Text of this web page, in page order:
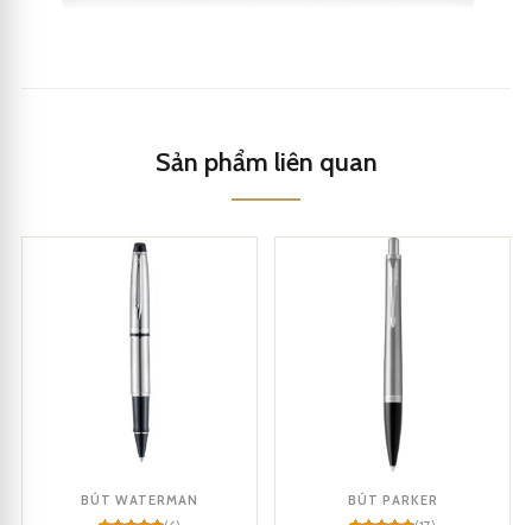
Kích cỡ thon gọn và mảnh mai, không gây đau hay tê cứng các
ngón tay.
Sản phẩm liên quan
BÚT WATERMAN
BÚT PARKER